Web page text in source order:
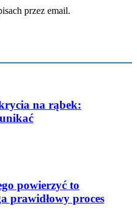
przez email.
na rąbek:
powierzyć to
prawidłowy proces